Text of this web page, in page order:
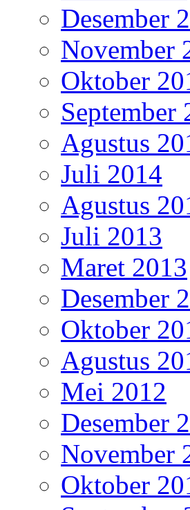
Desember
November
Oktober
September
Agustus
Juli 2014
Agustus
Juli 2013
Maret 2013
Desember
Oktober
Agustus
Mei 2012
Desember
November
Oktober